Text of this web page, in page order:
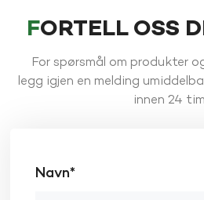
FORTELL OSS
For spørsmål om produkter
legg igjen en melding
innen 24
Navn*